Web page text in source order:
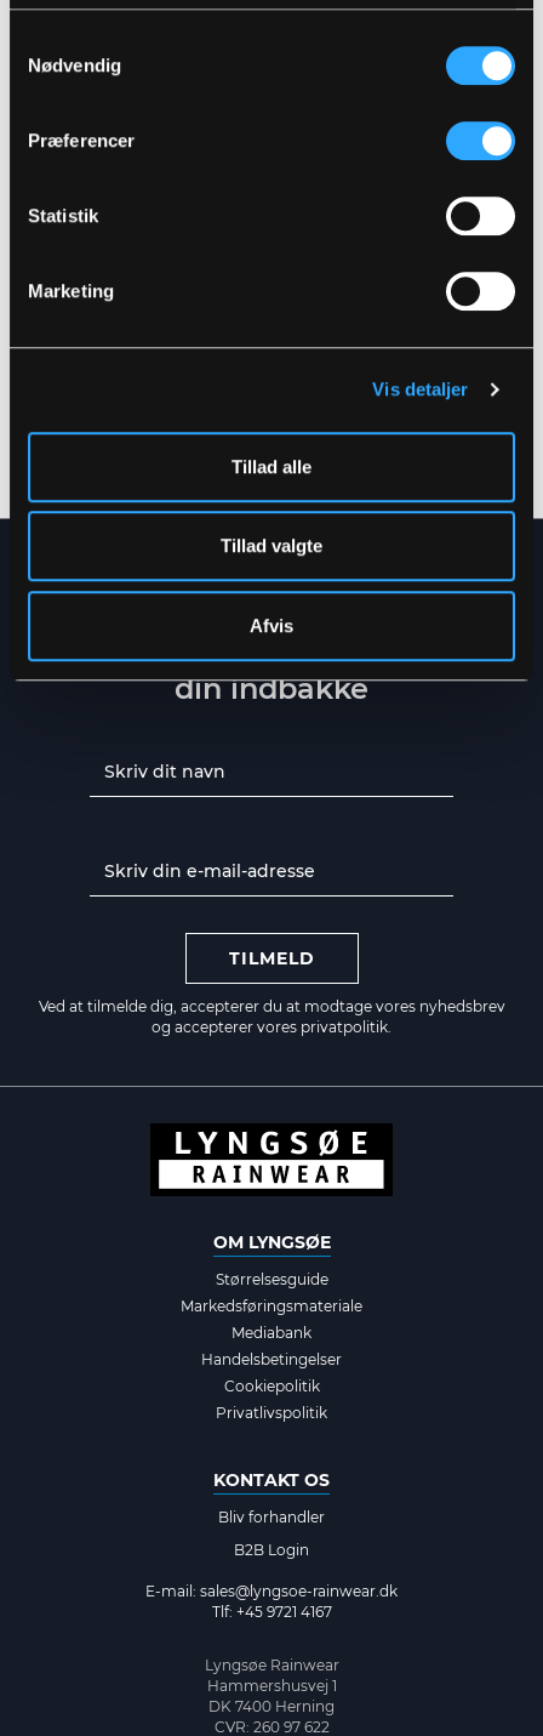
Nødvendig
Præferencer
Statistik
Marketing
Vis detaljer
Tillad alle
Tillad valgte
Afvis
REGNJAKKE I PU
NYHEDSBREV
din indbakke
TILMELD
Ved at tilmelde dig, accepterer du at modtage vores nyhedsbrev
og accepterer vores privatpolitik.
OM LYNGSØE
Størrelsesguide
Markedsføringsmateriale
Mediabank
Handelsbetingelser
Cookiepolitik
Privatlivspolitik
KONTAKT OS
Bliv forhandler
B2B Login
E-mail: sales@lyngsoe-rainwear.dk
Tlf: +45 9721 4167
Lyngsøe Rainwear
Hammershusvej 1
DK 7400 Herning
CVR: 260 97 622